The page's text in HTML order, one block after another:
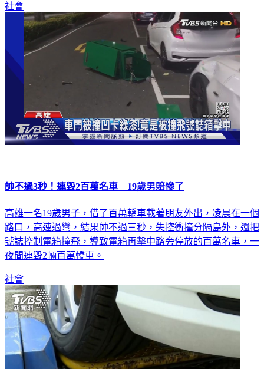
社會
帥不過3秒！連毀2百萬名車 19歲男賠慘了
高雄一名19歲男子，借了百萬轎車載著朋友外出，凌晨在一個
路口，高速過彎，結果帥不過三秒，失控衝撞分隔島外，還把
號誌控制電箱撞飛，導致電箱再擊中路旁停放的百萬名車，一
夜間連毀2輛百萬轎車。
社會